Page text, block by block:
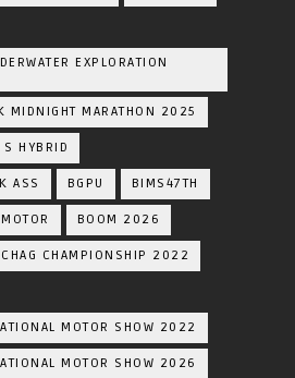
EXPLORATION
MIDNIGHT MARATHON 2025
S HYBRID
ASS BGPU BIMS47TH
BOOM 2026
CHAMPIONSHIP 2022
MOTOR SHOW 2022
MOTOR SHOW 2026